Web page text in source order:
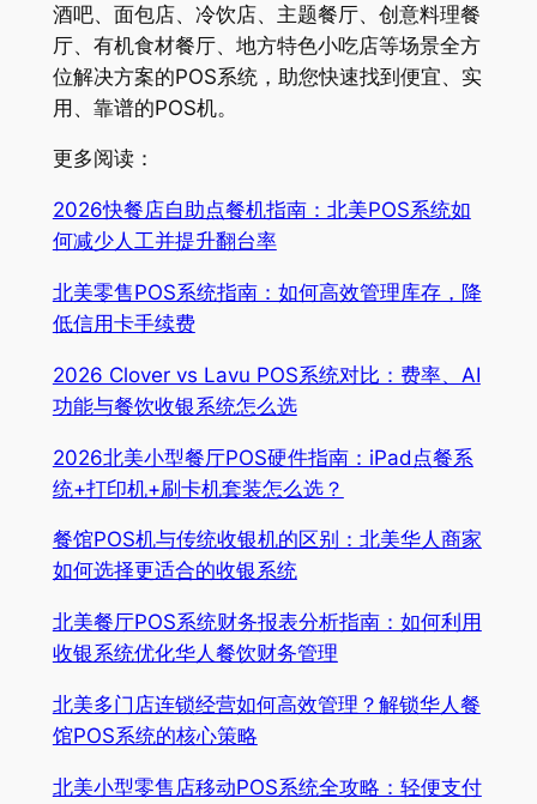
酒吧、面包店、冷饮店、主题餐厅、创意料理餐
厅、有机食材餐厅、地方特色小吃店等场景全方
位解决方案的POS系统，助您快速找到便宜、实
用、靠谱的POS机。
更多阅读：
2026快餐店自助点餐机指南：北美POS系统如
何减少人工并提升翻台率
北美零售POS系统指南：如何高效管理库存，降
低信用卡手续费
2026 Clover vs Lavu POS系统对比：费率、AI
功能与餐饮收银系统怎么选
2026北美小型餐厅POS硬件指南：iPad点餐系
统+打印机+刷卡机套装怎么选？
餐馆POS机与传统收银机的区别：北美华人商家
如何选择更适合的收银系统
北美餐厅POS系统财务报表分析指南：如何利用
收银系统优化华人餐饮财务管理
北美多门店连锁经营如何高效管理？解锁华人餐
馆POS系统的核心策略
北美小型零售店移动POS系统全攻略：轻便支付